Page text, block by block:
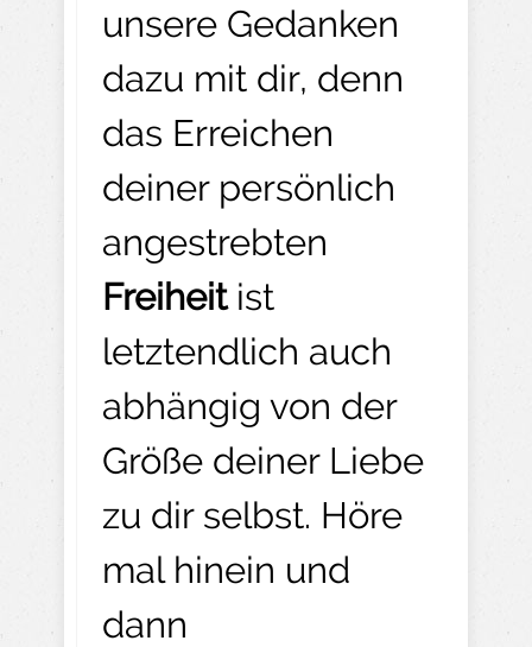
unsere Gedanken
dazu mit dir, denn
das Erreichen
deiner persönlich
angestrebten
Freiheitist
letztendlich auch
abhängig von der
Größe deiner Liebe
zu dir selbst. Höre
mal hinein und
dann